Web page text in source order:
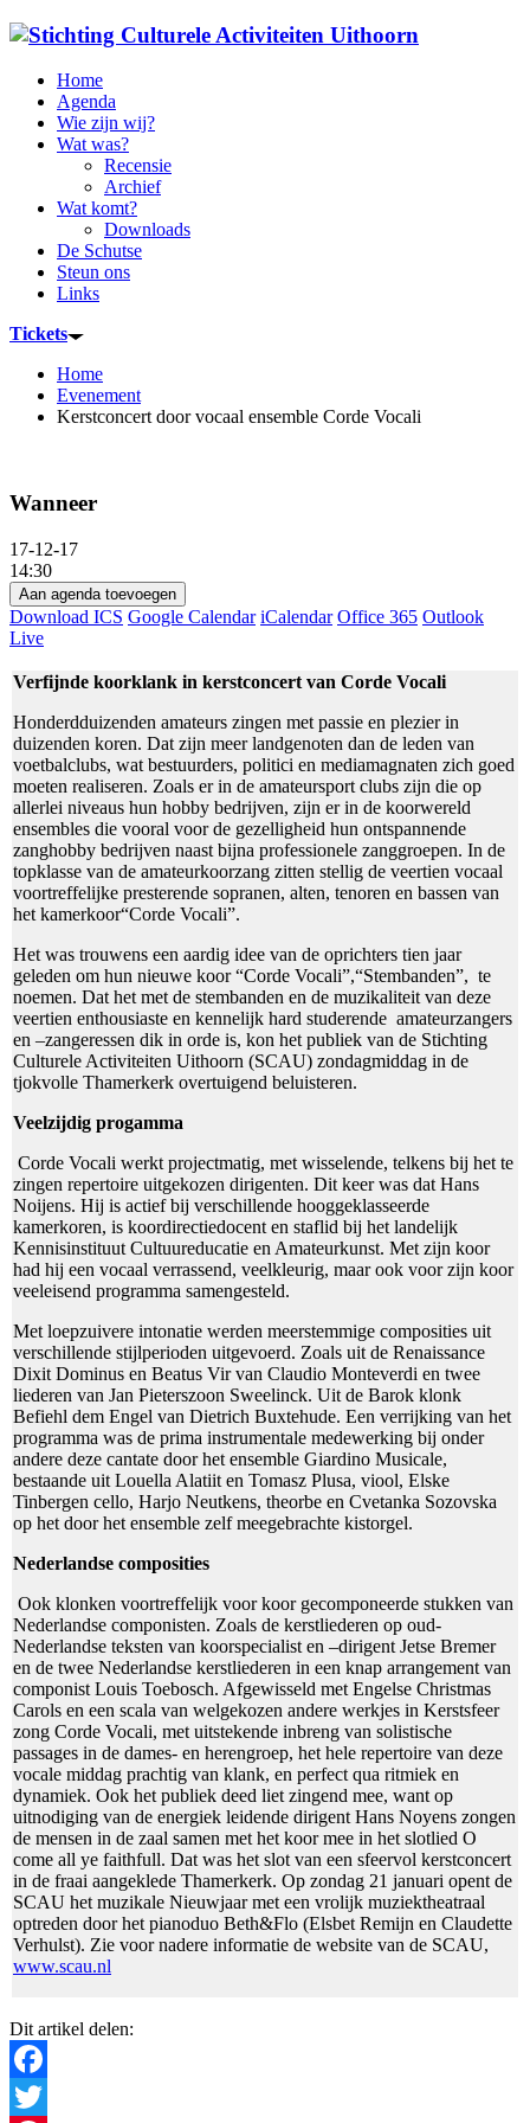
Home
Agenda
Wie zijn wij?
Wat was?
Recensie
Archief
Wat komt?
Downloads
De Schutse
Steun ons
Links
Tickets
Home
Evenement
Kerstconcert door vocaal ensemble Corde Vocali
Wanneer
17-12-17
14:30
Aan agenda toevoegen
Download ICS Google Calendar iCalendar Office 365 Outlook
Live
Verfijnde koorklank in kerstconcert van Corde Vocali
Honderdduizenden amateurs zingen met passie en plezier in
duizenden koren. Dat zijn meer landgenoten dan de leden van
voetbalclubs, wat bestuurders, politici en mediamagnaten zich goed
moeten realiseren. Zoals er in de amateursport clubs zijn die op
allerlei niveaus hun hobby bedrijven, zijn er in de koorwereld
ensembles die vooral voor de gezelligheid hun ontspannende
zanghobby bedrijven naast bijna professionele zanggroepen. In de
topklasse van de amateurkoorzang zitten stellig de veertien vocaal
voortreffelijke presterende sopranen, alten, tenoren en bassen van
het kamerkoor“Corde Vocali”.
Het was trouwens een aardig idee van de oprichters tien jaar
geleden om hun nieuwe koor “Corde Vocali”,“Stembanden”, te
noemen. Dat het met de stembanden en de muzikaliteit van deze
veertien enthousiaste en kennelijk hard studerende amateurzangers
en –zangeressen dik in orde is, kon het publiek van de Stichting
Culturele Activiteiten Uithoorn (SCAU) zondagmiddag in de
tjokvolle Thamerkerk overtuigend beluisteren.
Veelzijdig progamma
Corde Vocali werkt projectmatig, met wisselende, telkens bij het te
zingen repertoire uitgekozen dirigenten. Dit keer was dat Hans
Noijens. Hij is actief bij verschillende hooggeklasseerde
kamerkoren, is koordirectiedocent en staflid bij het landelijk
Kennisinstituut Cultuureducatie en Amateurkunst. Met zijn koor
had hij een vocaal verrassend, veelkleurig, maar ook voor zijn koor
veeleisend programma samengesteld.
Met loepzuivere intonatie werden meerstemmige composities uit
verschillende stijlperioden uitgevoerd. Zoals uit de Renaissance
Dixit Dominus en Beatus Vir van Claudio Monteverdi en twee
liederen van Jan Pieterszoon Sweelinck. Uit de Barok klonk
Befiehl dem Engel van Dietrich Buxtehude. Een verrijking van het
programma was de prima instrumentale medewerking bij onder
andere deze cantate door het ensemble Giardino Musicale,
bestaande uit Louella Alatiit en Tomasz Plusa, viool, Elske
Tinbergen cello, Harjo Neutkens, theorbe en Cvetanka Sozovska
op het door het ensemble zelf meegebrachte kistorgel.
Nederlandse composities
Ook klonken voortreffelijk voor koor gecomponeerde stukken van
Nederlandse componisten. Zoals de kerstliederen op oud-
Nederlandse teksten van koorspecialist en –dirigent Jetse Bremer
en de twee Nederlandse kerstliederen in een knap arrangement van
componist Louis Toebosch. Afgewisseld met Engelse Christmas
Carols en een scala van welgekozen andere werkjes in Kerstsfeer
zong Corde Vocali, met uitstekende inbreng van solistische
passages in de dames- en herengroep, het hele repertoire van deze
vocale middag prachtig van klank, en perfect qua ritmiek en
dynamiek. Ook het publiek deed liet zingend mee, want op
uitnodiging van de energiek leidende dirigent Hans Noyens zongen
de mensen in de zaal samen met het koor mee in het slotlied O
come all ye faithfull. Dat was het slot van een sfeervol kerstconcert
in de fraai aangeklede Thamerkerk. Op zondag 21 januari opent de
SCAU het muzikale Nieuwjaar met een vrolijk muziektheatraal
optreden door het pianoduo Beth&Flo (Elsbet Remijn en Claudette
Verhulst). Zie voor nadere informatie de website van de SCAU,
www.scau.nl
Dit artikel delen:
Facebook